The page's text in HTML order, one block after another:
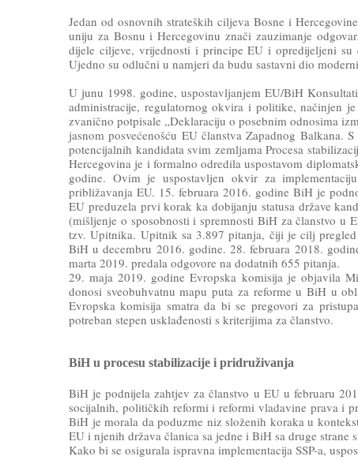
Jedan od osnovnih strateških ciljeva Bosne i
uniju za Bosnu i Hercegovinu znači zauzimanje
dijele ciljeve, vrijednosti i principe EU i opredijeljeni su
Ujedno su odlučni u namjeri da budu sastavni dio
U junu 1998. godine, uspostavljanjem EU/BiH
administracije, regulatornog okvira i politike,
zvanično potpisale „Deklaraciju o posebnim odnosima
jasnom posvećenošću EU članstva Zapadnog
potencijalnih kandidata svim zemljama Procesa
Hercegovina je i formalno odredila uspostavom
godine. Ovim je uspostavljen okvir za
približavanja EU. 15. februara 2016. godine BiH je
EU preduzela prvi korak ka dobijanju statusa države
(mišljenje o sposobnosti i spremnosti BiH za članstvo u
tzv. Upitnika. Upitnik sa 3.897 pitanja, čiji je cilj
BiH u decembru 2016. godine. 28. februara 2018.
marta 2019. predala odgovore na dodatnih 655 pitanja.
29. maja 2019. godine Evropska komisija je objavila
donosi sveobuhvatnu mapu puta za reforme u BiH u
Evropska komisija smatra da bi se pregovori za
potreban stepen usklađenosti s kriterijima za članstvo.
BiH u procesu stabilizacije i pridruživanja
BiH je podnijela zahtjev za članstvo u EU u februaru
socijalnih, političkih reformi i reformi vladavine prava i
BiH je morala da poduzme niz složenih koraka u
EU i njenih država članica sa jedne i BiH sa druge strane
Kako bi se osigurala ispravna implementacija SSP-a,